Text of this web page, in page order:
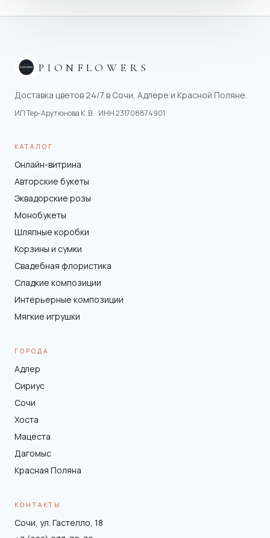
PIONFLOWERS
Доставка цветов 24/7 в Сочи, Адлере и Красной Поляне.
ИП Тер-Арутюнова К. В. · ИНН231708874901
КАТАЛОГ
Онлайн-витрина
Авторские букеты
Эквадорские розы
Монобукеты
Шляпные коробки
Корзины и сумки
Свадебная флористика
Сладкие композиции
Интерьерные композиции
Мягкие игрушки
ГОРОДА
Адлер
Сириус
Сочи
Хоста
Мацеста
Дагомыс
Красная Поляна
КОНТАКТЫ
Сочи, ул. Гастелло, 18